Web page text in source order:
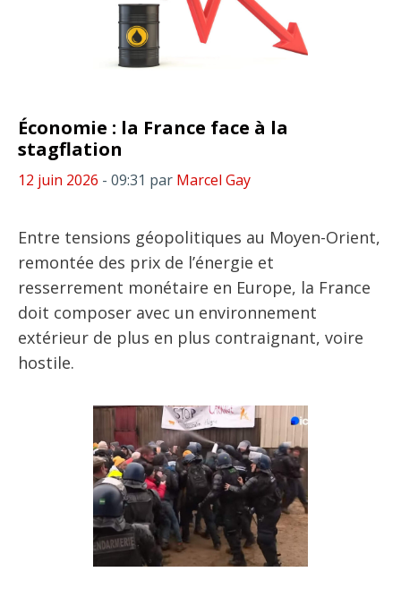
Économie : la France face à la
stagflation
12 juin 2026 - 09:31 par Marcel Gay
Entre tensions géopolitiques au Moyen-Orient,
remontée des prix de l’énergie et
resserrement monétaire en Europe, la France
doit composer avec un environnement
extérieur de plus en plus contraignant, voire
hostile.